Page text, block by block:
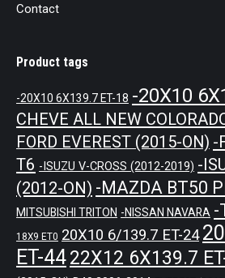
Contact
Product tags
-20X10 6X139.7 ET-18 -20X10
CHEVE ALL NEW
FORD EVEREST (2015-ON) -
T6 -ISUZU V-CROSS (2012-2019) -
(2012-ON) -MAZDA BT50
MITSUBISHI TRITON -NISSAN NAVARA -
18X9 ET0 20X10 6/139.7 ET-24
ET-4422X12 6X139.7